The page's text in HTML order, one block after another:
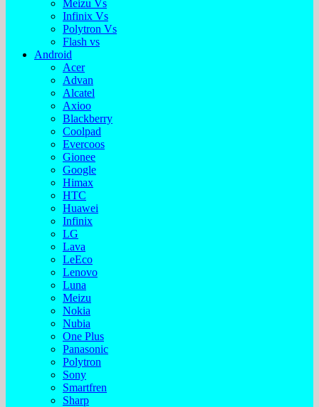
Meizu Vs
Infinix Vs
Polytron Vs
Flash vs
Android
Acer
Advan
Alcatel
Axioo
Blackberry
Coolpad
Evercoos
Gionee
Google
Himax
HTC
Huawei
Infinix
LG
Lava
LeEco
Lenovo
Luna
Meizu
Nokia
Nubia
One Plus
Panasonic
Polytron
Sony
Smartfren
Sharp